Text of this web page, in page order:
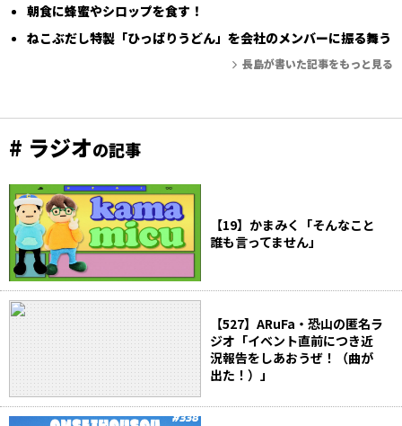
朝食に蜂蜜やシロップを食す！
ねこぶだし特製「ひっぱりうどん」を会社のメンバーに振る舞う
長島が書いた記事をもっと見る
# ラジオの記事
【19】かまみく「そんなこと
誰も言ってません」
【527】ARuFa・恐山の匿名ラ
ジオ「イベント直前につき近
況報告をしあおうぜ！（曲が
出た！）」